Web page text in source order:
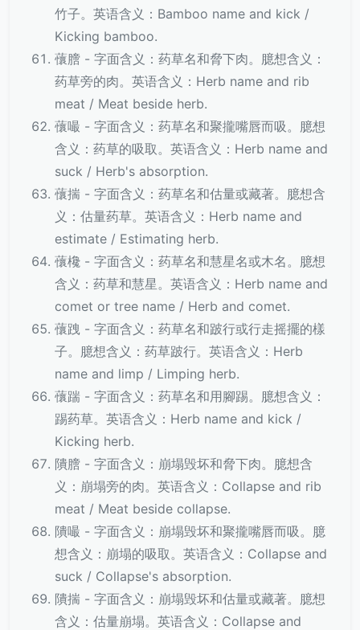
竹子。英语含义：Bamboo name and kick /
Kicking bamboo.
蘹膪 - 字面含义：药草名和脅下肉。臆想含义：
药草旁的肉。英语含义：Herb name and rib
meat / Meat beside herb.
蘹嘬 - 字面含义：药草名和聚攏嘴唇而吸。臆想
含义：药草的吸取。英语含义：Herb name and
suck / Herb's absorption.
蘹揣 - 字面含义：药草名和估量或藏著。臆想含
义：估量药草。英语含义：Herb name and
estimate / Estimating herb.
蘹欃 - 字面含义：药草名和慧星名或木名。臆想
含义：药草和慧星。英语含义：Herb name and
comet or tree name / Herb and comet.
蘹跩 - 字面含义：药草名和跛行或行走摇擺的樣
子。臆想含义：药草跛行。英语含义：Herb
name and limp / Limping herb.
蘹踹 - 字面含义：药草名和用腳踢。臆想含义：
踢药草。英语含义：Herb name and kick /
Kicking herb.
隤膪 - 字面含义：崩塌毁坏和脅下肉。臆想含
义：崩塌旁的肉。英语含义：Collapse and rib
meat / Meat beside collapse.
隤嘬 - 字面含义：崩塌毁坏和聚攏嘴唇而吸。臆
想含义：崩塌的吸取。英语含义：Collapse and
suck / Collapse's absorption.
隤揣 - 字面含义：崩塌毁坏和估量或藏著。臆想
含义：估量崩塌。英语含义：Collapse and